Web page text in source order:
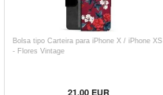
Bolsa tipo Carteira para iPhone X / iPhone XS
- Flores Vintage
21,00EUR